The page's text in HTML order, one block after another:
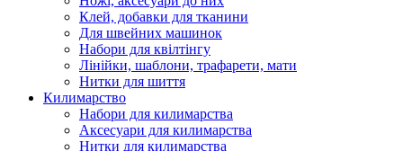
Клей, добавки для тканини
Для швейних машинок
Набори для квілтінгу
Лінійки, шаблони, трафарети, мати
Нитки для шиття
Килимарство
Набори для килимарства
Аксесуари для килимарства
Нитки для килимарства